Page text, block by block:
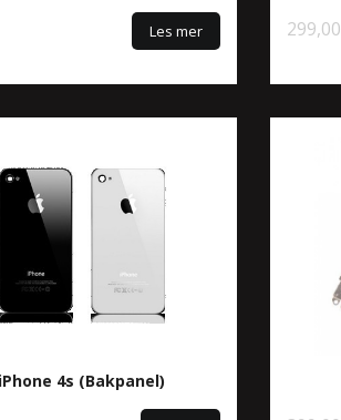
Les mer 299,00
iPhone 4s (Bakpanel)